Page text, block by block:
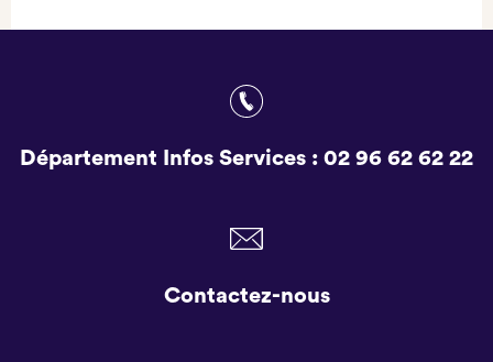
Département Infos Services : 02 96 62 62 22
Contactez-nous